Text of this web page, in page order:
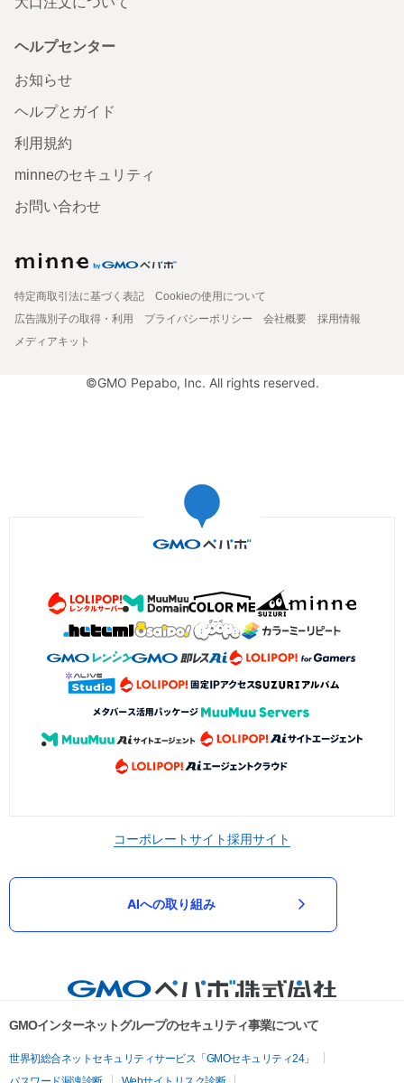
ヘルプセンター
お知らせ
ヘルプとガイド
利用規約
minneのセキュリティ
お問い合わせ
特定商取引法に基づく表記
Cookieの使用について
広告識別子の取得・利用
プライバシーポリシー 会社概要
採用情報
メディアキット
©GMO Pepabo, Inc. All rights reserved.
コーポレートサイト採用サイト
AIへの取り組み
GMOインターネットグループのセキュリティ事業について
世界初総合ネットセキュリティサービス「GMOセキュリティ24」